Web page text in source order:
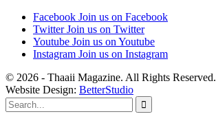
Facebook Join us on Facebook
Twitter Join us on Twitter
Youtube Join us on Youtube
Instagram Join us on Instagram
© 2026 - Thaaii Magazine. All Rights Reserved.
Website Design: BetterStudio